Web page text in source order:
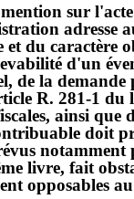
sur
adresse
et du caractère
d'un
de la demande
R. 281-1 du
ainsi que
doit
livre, fait
opposables